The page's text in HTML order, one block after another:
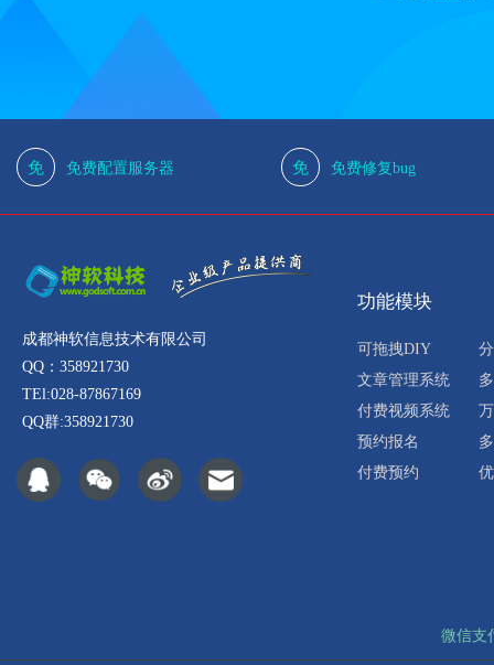
免 免费配置服务器 免 免费修复bug
成都神软信息技术有限公司
QQ：358921730
TEl:028-87867169
QQ群:358921730
功能模块
可拖拽DIY
文章管理系统
付费视频系统
预约报名
付费预约
微信支